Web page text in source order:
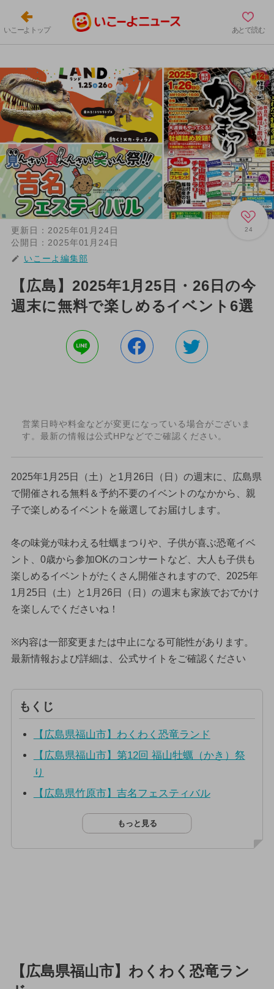
いこーよトップ あとで読む
24
更新日： 2025年01月24日
公開日： 2025年01月24日
いこーよ編集部
【広島】2025年1月25日・26日の今
週末に無料で楽しめるイベント6選
営業日時や料金などが変更になっている場合がございま
す。最新の情報は公式HPなどでご確認ください。
2025年1月25日（土）と1月26日（日）の週末に、広島県
で開催される無料＆予約不要のイベントのなかから、親
子で楽しめるイベントを厳選してお届けします。
冬の味覚が味わえる牡蠣まつりや、子供が喜ぶ恐竜イベ
ント、0歳から参加OKのコンサートなど、大人も子供も
楽しめるイベントがたくさん開催されますので、2025年
1月25日（土）と1月26日（日）の週末も家族でおでかけ
を楽しんでくださいね！
※内容は一部変更または中止になる可能性があります。
最新情報および詳細は、公式サイトをご確認ください
もくじ
【広島県福山市】わくわく恐竜ランド
【広島県福山市】第12回 福山牡蠣（かき）祭
り
【広島県竹原市】吉名フェスティバル
もっと見る
【広島県福山市】わくわく恐竜ラン